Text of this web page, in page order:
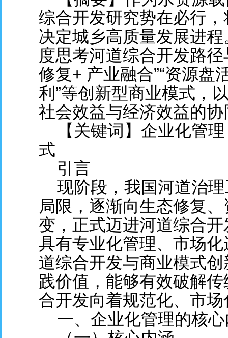
综合开发研究势在必行
决定城乡高质量发展进
度思考河道综合开发路
修复+ 产业融合”“资源盘
利”等创新型商业模式，
社会效益与经济效益的
【关键词】企业化管理
式
引言
现阶段，我国河道治理
局限，逐渐向生态修复
变，正式迈进河道综合
具有专业化管理、市场
道综合开发与商业模式
践价值，能够有效破解
合开发向着规范化、市
一、企业化管理的核心